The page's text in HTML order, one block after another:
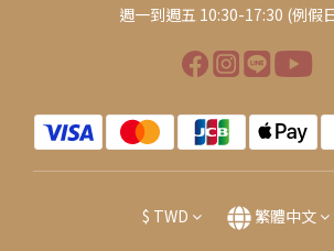
週一到週五 10:30-17:30 (例假
$ TWD 繁體中文